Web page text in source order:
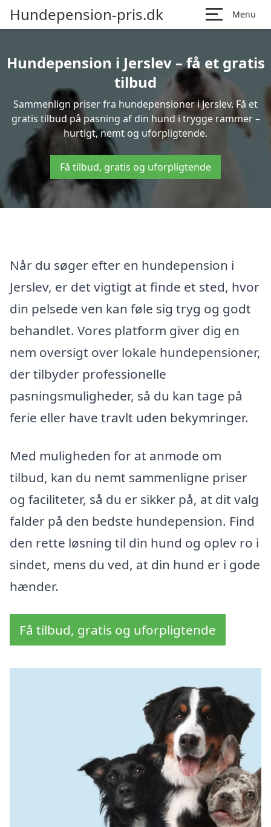
Hundepension-pris.dk Menu
Hundepension i Jerslev – få et gratis
tilbud
Sammenlign priser fra hundepensioner i Jerslev. Få et
gratis tilbud på pasning af din hund i trygge rammer –
hurtigt, nemt og uforpligtende.
Få tilbud, gratis og uforpligtende
Når du søger efter en hundepension i
Jerslev, er det vigtigt at finde et sted, hvor
din pelsede ven kan føle sig tryg og godt
behandlet. Vores platform giver dig en
nem oversigt over lokale hundepensioner,
der tilbyder professionelle
pasningsmuligheder, så du kan tage på
ferie eller have travlt uden bekymringer.
Med muligheden for at anmode om
tilbud, kan du nemt sammenligne priser
og faciliteter, så du er sikker på, at dit valg
falder på den bedste hundepension. Find
den rette løsning til din hund og oplev ro i
sindet, mens du ved, at din hund er i gode
hænder.
Få tilbud, gratis og uforpligtende